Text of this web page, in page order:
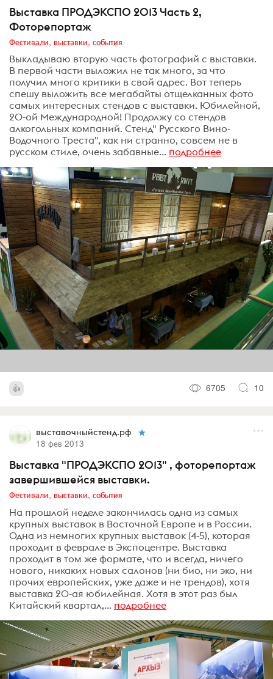
Выставка ПРОДЭКСПО 2013 Часть 2,
Фоторепортаж
Фестивали, выставки, события
Выкладываю вторую часть фотографий с выставки.
В первой части выложил не так много, за что
получил много критики в свой адрес. Вот теперь
спешу выложить все мегабайты отщелканных фото
самых интересных стендов с выставки. Юбилейной,
20-ой Международной! Продолжу со стендов
алкогольных компаний. Стенд" Русского Вино-
Водочного Треста", как ни странно, совсем не в
русском стиле, очень забавные... подробнее
6705 10
выставочныйстенд.рф
18 фев 2013
Выставка "ПРОДЭКСПО 2013" , фоторепортаж
завершившейся выставки.
Фестивали, выставки, события
На прошлой неделе закончилась одна из самых
крупных выставок в Восточной Европе и в России.
Одна из немногих крупных выставок (4-5), которая
проходит в феврале в Экспоцентре. Выставка
проходит в том же формате, что и всегда, ничего
нового, никаких новых салонов (ни био, ни эко, ни
прочих европейских, уже даже и не трендов), хотя
выставка 20-ая юбилейная. Хотя в этот раз был
Китайский квартал,... подробнее